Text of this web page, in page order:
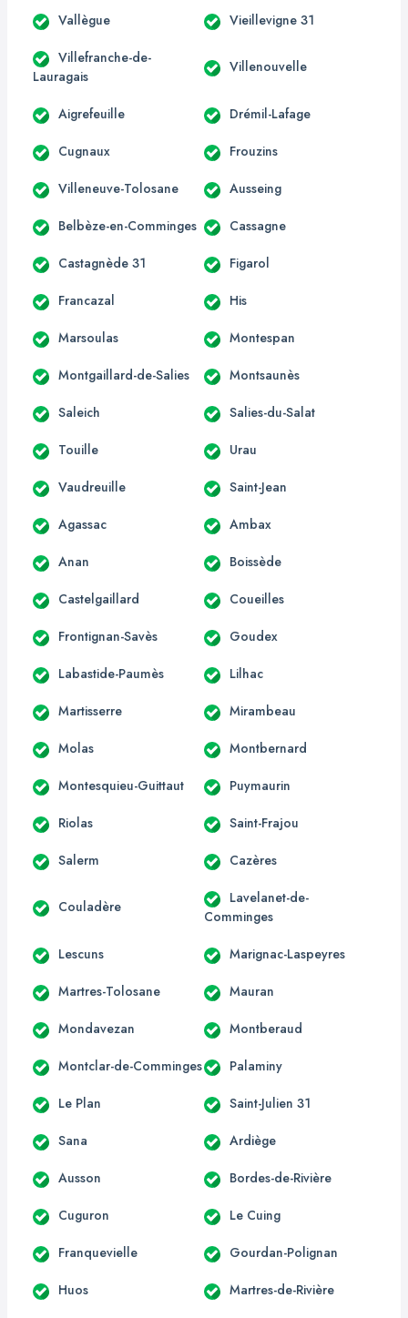
Vallègue Vieillevigne 31
Villefranche-de-
Lauragais
Villenouvelle
Aigrefeuille Drémil-Lafage
Cugnaux Frouzins
Villeneuve-Tolosane Ausseing
Belbèze-en-Comminges Cassagne
Castagnède 31 Figarol
Francazal His
Marsoulas Montespan
Montgaillard-de-Salies Montsaunès
Saleich Salies-du-Salat
Touille Urau
Vaudreuille Saint-Jean
Agassac Ambax
Anan Boissède
Castelgaillard Coueilles
Frontignan-Savès Goudex
Labastide-Paumès Lilhac
Martisserre Mirambeau
Molas Montbernard
Montesquieu-Guittaut Puymaurin
Riolas Saint-Frajou
Salerm Cazères
Couladère
Lavelanet-de-
Comminges
Lescuns Marignac-Laspeyres
Martres-Tolosane Mauran
Mondavezan Montberaud
Montclar-de-Comminges Palaminy
Le Plan Saint-Julien 31
Sana Ardiège
Ausson Bordes-de-Rivière
Cuguron Le Cuing
Franquevielle Gourdan-Polignan
Huos Martres-de-Rivière